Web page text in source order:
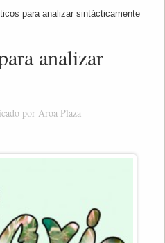
para analizar sintácticamente
analizar
por Aroa Plaza